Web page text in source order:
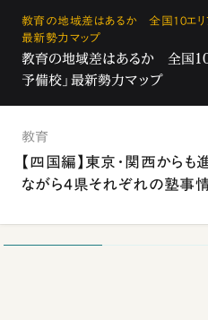
教育の地域差はあるか 全国10エリア
最新勢力マップ
教育の地域差はあるか 全国10
予備校」最新勢力マップ
教育
【四国編】東京・関西から
ながら4県それぞれの塾事